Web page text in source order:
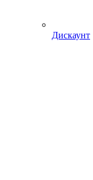
Дискаунт